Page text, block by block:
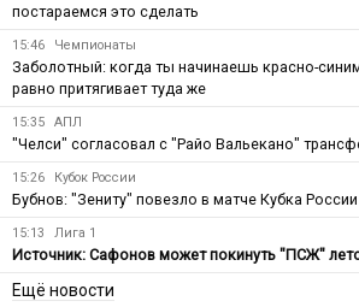
постараемся это сделать
15:46 Чемпионаты
Заболотный: когда ты начинаешь красно-
равно притягивает туда же
15:35 АПЛ
"Челси" согласовал с "Райо Вальекано"
15:26 Кубок России
Бубнов: "Зениту" повезло в матче Кубка
15:13 Лига 1
Источник: Сафонов может покинуть "ПСЖ"
Ещё новости